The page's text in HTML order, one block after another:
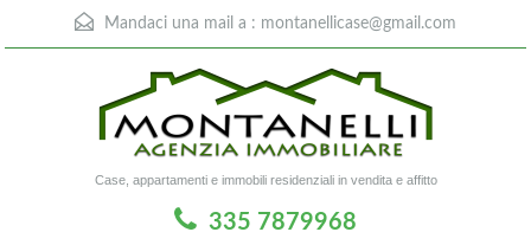
Mandaci una mail a : montanellicase@gmail.com
Case, appartamenti e immobili residenziali in vendita e affitto
335 7879968